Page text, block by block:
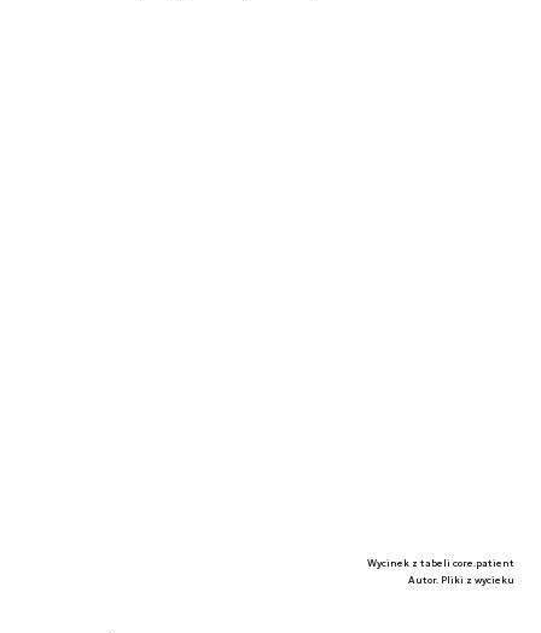
Wycinek z tabeli core.patient
Autor. Pliki z wycieku